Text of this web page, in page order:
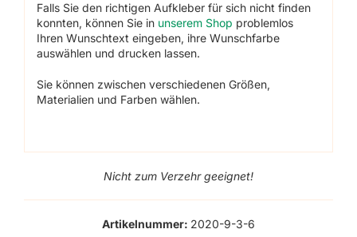
Falls Sie den richtigen Aufkleber für sich nicht finden
konnten, können Sie in unserem Shop problemlos
Ihren Wunschtext eingeben, ihre Wunschfarbe
auswählen und drucken lassen.
Sie können zwischen verschiedenen Größen,
Materialien und Farben wählen.
Nicht zum Verzehr geeignet!
Artikelnummer: 2020-9-3-6